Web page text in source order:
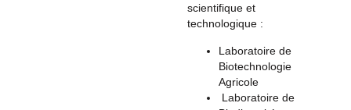
scientifique et
technologique :
Laboratoire de
Biotechnologie
Agricole
Laboratoire de